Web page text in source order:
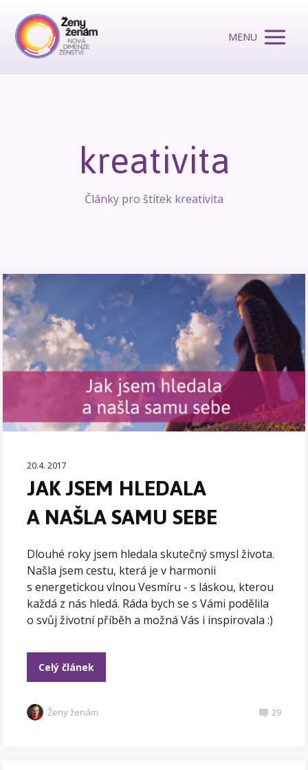
MENU
kreativita
Články pro štítek kreativita
20.4. 2017
JAK JSEM HLEDALA
A NAŠLA SAMU SEBE
Dlouhé roky jsem hledala skutečný smysl života.
Našla jsem cestu, která je v harmonii
s energetickou vlnou Vesmíru - s láskou, kterou
každá z nás hledá. Ráda bych se s Vámi podělila
o svůj životní příběh a možná Vás i inspirovala :)
Celý článek
Ženy ženám 29